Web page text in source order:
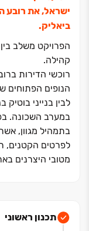
ישראל, את רובע
ביאליק.
הפרויקט משלב
קהילה.
רוכשי הדירות
הנופים הפתוחים
בתמהיל מגוון, אשר
לפרטים הקטנים,
מטובי היצרנים
מספר מגרשים:
תכנון ראשוני